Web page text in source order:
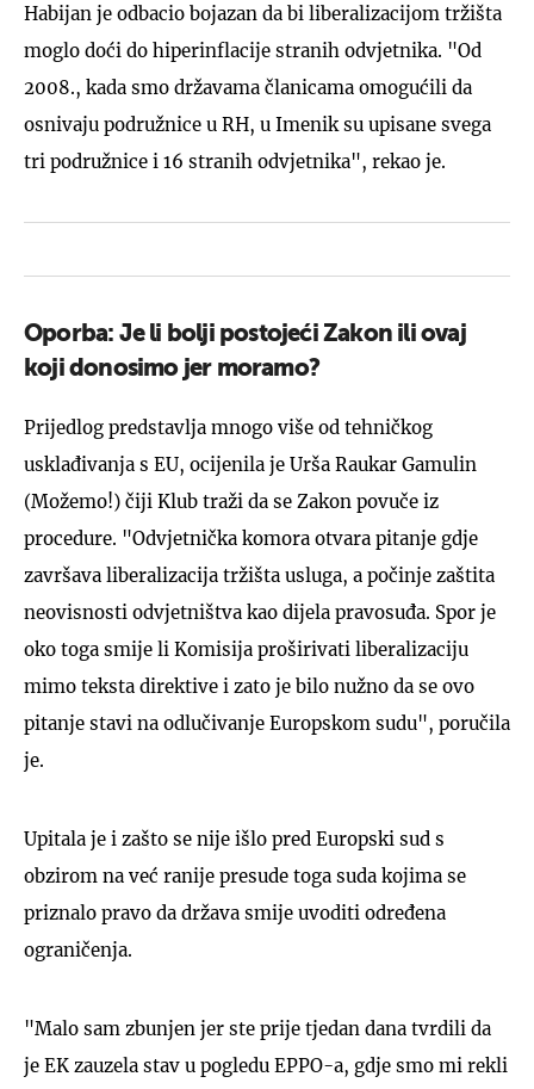
Habijan je odbacio bojazan da bi liberalizacijom tržišta
moglo doći do hiperinflacije stranih odvjetnika. "Od
2008., kada smo državama članicama omogućili da
osnivaju podružnice u RH, u Imenik su upisane svega
tri podružnice i 16 stranih odvjetnika", rekao je.
Oporba: Je li bolji postojeći Zakon ili ovaj
koji donosimo jer moramo?
Prijedlog predstavlja mnogo više od tehničkog
usklađivanja s EU, ocijenila je Urša Raukar Gamulin
(Možemo!) čiji Klub traži da se Zakon povuče iz
procedure. "Odvjetnička komora otvara pitanje gdje
završava liberalizacija tržišta usluga, a počinje zaštita
neovisnosti odvjetništva kao dijela pravosuđa. Spor je
oko toga smije li Komisija proširivati liberalizaciju
mimo teksta direktive i zato je bilo nužno da se ovo
pitanje stavi na odlučivanje Europskom sudu", poručila
je.
Upitala je i zašto se nije išlo pred Europski sud s
obzirom na već ranije presude toga suda kojima se
priznalo pravo da država smije uvoditi određena
ograničenja.
"Malo sam zbunjen jer ste prije tjedan dana tvrdili da
je EK zauzela stav u pogledu EPPO-a, gdje smo mi rekli